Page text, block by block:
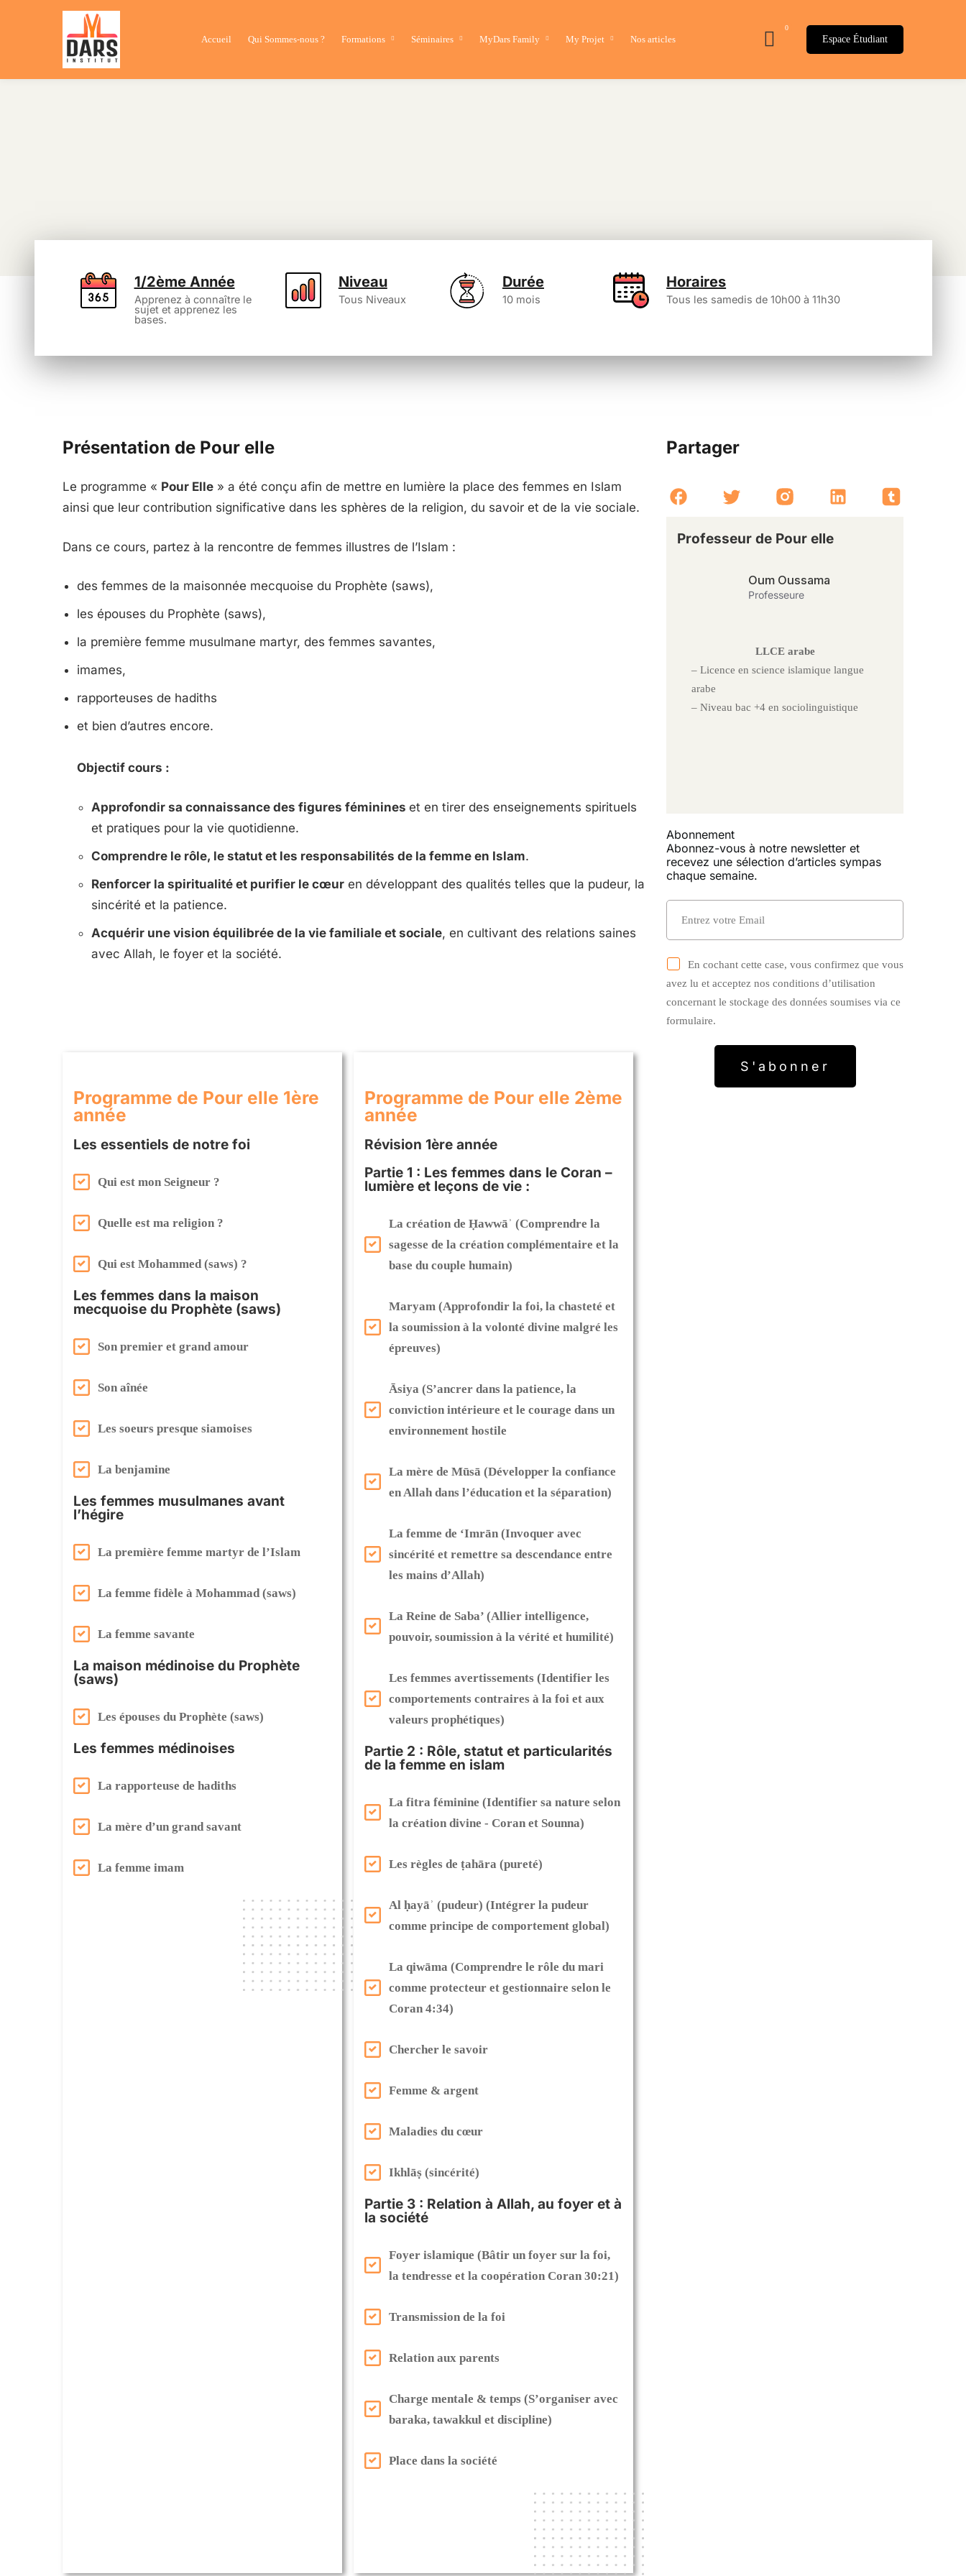
Accueil Qui Sommes-nous ? Formations Séminaires MyDars Family My Projet Nos articles Espace Étudiant
1/2ème Année
Apprenez à connaître le
sujet et apprenez les
bases.​
Niveau
Tous Niveaux​
Durée
10 mois​
Horaires​
Tous les samedis de 10h00 à 11h30
Présentation de Pour elle​
Le programme « Pour Elle » a été conçu afin de mettre en lumière la place des femmes en Islam
ainsi que leur contribution significative dans les sphères de la religion, du savoir et de la vie sociale.
Dans ce cours, partez à la rencontre de femmes illustres de l’Islam :
des femmes de la maisonnée mecquoise du Prophète (saws),
les épouses du Prophète (saws),
la première femme musulmane martyr, des femmes savantes,
imames,
rapporteuses de hadiths
et bien d’autres encore.
Objectif cours :
Approfondir sa connaissance des figures féminines et en tirer des enseignements spirituels
et pratiques pour la vie quotidienne.
Comprendre le rôle, le statut et les responsabilités de la femme en Islam.
Renforcer la spiritualité et purifier le cœur en développant des qualités telles que la pudeur, la
sincérité et la patience.
Acquérir une vision équilibrée de la vie familiale et sociale, en cultivant des relations saines
avec Allah, le foyer et la société.
Programme de Pour elle​ 1ère
année
Les essentiels de notre foi
Qui est mon Seigneur ?
Quelle est ma religion ?
Qui est Mohammed (saws) ?
Les femmes dans la maison
mecquoise du Prophète (saws)
Son premier et grand amour
Son aînée
Les soeurs presque siamoises
La benjamine
Les femmes musulmanes avant
l’hégire
La première femme martyr de l’Islam
La femme fidèle à Mohammad (saws)
La femme savante
La maison médinoise du Prophète
(saws)
Les épouses du Prophète (saws)
Les femmes médinoises
La rapporteuse de hadiths
La mère d’un grand savant
La femme imam
Programme de Pour elle​ 2ème
année
Révision 1ère année
Partie 1 : Les femmes dans le Coran –
lumière et leçons de vie :
La création de Ḥawwāʾ (Comprendre la
sagesse de la création complémentaire et la
base du couple humain)
Maryam (Approfondir la foi, la chasteté et
la soumission à la volonté divine malgré les
épreuves)
Āsiya (S’ancrer dans la patience, la
conviction intérieure et le courage dans un
environnement hostile
La mère de Mūsā (Développer la confiance
en Allah dans l’éducation et la séparation)
La femme de ‘Imrān (Invoquer avec
sincérité et remettre sa descendance entre
les mains d’Allah)
La Reine de Saba’ (Allier intelligence,
pouvoir, soumission à la vérité et humilité)
Les femmes avertissements (Identifier les
comportements contraires à la foi et aux
valeurs prophétiques)
Partie 2 : Rôle, statut et particularités
de la femme en islam
La fitra féminine (Identifier sa nature selon
la création divine - Coran et Sounna)
Les règles de ṭahāra (pureté)
Al ḥayāʾ (pudeur) (Intégrer la pudeur
comme principe de comportement global)
La qiwāma (Comprendre le rôle du mari
comme protecteur et gestionnaire selon le
Coran 4:34)
Chercher le savoir
Femme & argent
Maladies du cœur
Ikhlāṣ (sincérité)
Partie 3 : Relation à Allah, au foyer et à
la société
Foyer islamique (Bâtir un foyer sur la foi,
la tendresse et la coopération Coran 30:21)
Transmission de la foi
Relation aux parents
Charge mentale & temps (S’organiser avec
baraka, tawakkul et discipline)
Place dans la société
Partager
Professeur de Pour elle
Oum Oussama
Professeure
LLCE arabe
– Licence en science islamique langue
arabe
– Niveau bac +4 en sociolinguistique
Abonnement
Abonnez-vous à notre newsletter et
recevez une sélection d’articles sympas
chaque semaine.
En cochant cette case, vous confirmez que vous
avez lu et acceptez nos conditions d’utilisation
concernant le stockage des données soumises via ce
formulaire.
S'abonner
Matière ajoutée avec succès !
Formation ajoutée au panier
Voir les autres formations Finaliser ma commande